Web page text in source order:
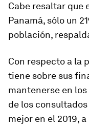
Cabe resaltar que
Panamá, sólo un
población,
Con respecto a la
tiene sobre sus
mantenerse en
de los
mejor en el 2019,